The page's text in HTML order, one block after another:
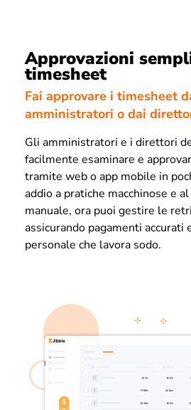
Approvazioni
timesheet
Fai approvare i timesheet
amministratori o dai
Gli amministratori e i direttori
facilmente esaminare e
tramite web o app mobile in
addio a pratiche macchinose e
manuale, ora puoi gestire le
assicurando pagamenti
personale che lavora sodo.